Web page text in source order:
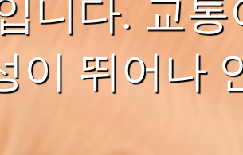
니다. 교
이 뛰어나